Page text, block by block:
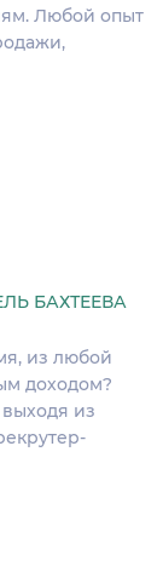
Любой опыт
БАХТЕЕВА
из любой
доходом?
из